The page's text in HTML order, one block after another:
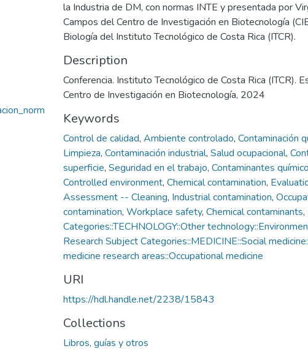
la Industria de DM, con normas INTE y presentada por
Campos del Centro de Investigación en Biotecnología
Biología del Instituto Tecnológico de Costa Rica (ITCR).
Description
Conferencia. Instituto Tecnológico de Costa Rica (ITCR).
Centro de Investigación en Biotecnología, 2024
Keywords
Control de calidad, Ambiente controlado, Contaminación
Limpieza, Contaminación industrial, Salud ocupacional,
superficie, Seguridad en el trabajo, Contaminantes
Controlled environment, Chemical contamination,
Assessment -- Cleaning, Industrial contamination,
contamination, Workplace safety, Chemical contaminants,
Categories::TECHNOLOGY::Other
Research Subject Categories::MEDICINE::Social
medicine research areas::Occupational medicine
URI
https://hdl.handle.net/2238/15843
Collections
Libros, guías y otros